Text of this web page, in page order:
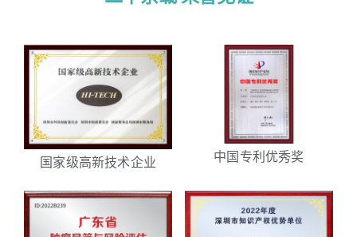
国家级高新技术企业 中国专利优秀奖